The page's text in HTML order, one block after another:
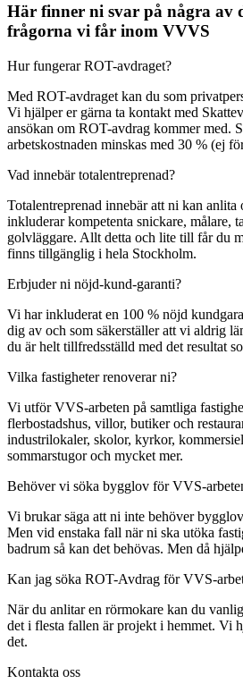
Här finner ni svar på några av
frågorna vi får inom VVVS
Hur fungerar ROT-avdraget?
Med ROT-avdraget kan du som
Vi hjälper er gärna ta kontakt med
ansökan om ROT-avdrag kommer med.
arbetskostnaden minskas med 30 % (ej
Vad innebär totalentreprenad?
Totalentreprenad innebär att ni kan
inkluderar kompetenta snickare, målare,
golvläggare. Allt detta och lite till får du
finns tillgänglig i hela Stockholm.
Erbjuder ni nöjd-kund-garanti?
Vi har inkluderat en 100 % nöjd
dig av och som säkerställer att vi aldrig
du är helt tillfredsställd med det resultat
Vilka fastigheter renoverar ni?
Vi utför VVS-arbeten på samtliga
flerbostadshus, villor, butiker och
industrilokaler, skolor, kyrkor,
sommarstugor och mycket mer.
Behöver vi söka bygglov för VVS-
Vi brukar säga att ni inte behöver
Men vid enstaka fall när ni ska utöka
badrum så kan det behövas. Men då
Kan jag söka ROT-Avdrag för VVS-
När du anlitar en rörmokare kan du
det i flesta fallen är projekt i hemmet. Vi
det.
Kontakta oss